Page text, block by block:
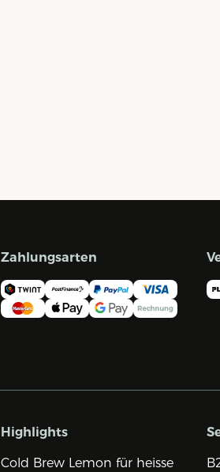
Zahlungsarten
Highlights
Cold Brew Lemon für heisse